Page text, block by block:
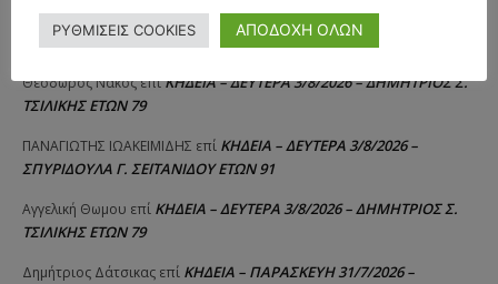
ΧΡΙΣΤΙΝΑ επίΚΗΔΕΙΑ – ΤΡΙΤΗ 4/8/2026 – ΧΡΗΣΤΟΣ Α. ΠΑΛΙΟΥΡΑΣ
Θεόδωρος ΝάκοςεπίΚΗΔΕΙΑ – ΔΕΥΤΕΡΑ 3/8/2026 – ΔΗΜΗΤΡΙΟΣ Σ.
ΤΣΙΛΙΚΗΣ ΕΤΩΝ 79
ΠΑΝΑΓΙΩΤΗΣ IΩΑΚΕΙΜΙΔΗΣ επί ΚΗΔΕΙΑ – ΔΕΥΤΕΡΑ 3/8/2026 –
ΣΠΥΡΙΔΟΥΛΑ Γ. ΣΕΪΤΑΝΙΔΟΥ ΕΤΩΝ 91
Αγγελική Θωμου επί ΚΗΔΕΙΑ – ΔΕΥΤΕΡΑ 3/8/2026 – ΔΗΜΗΤΡΙΟΣ Σ.
ΤΣΙΛΙΚΗΣ ΕΤΩΝ 79
Δημήτριος Δάτσικας επί ΚΗΔΕΙΑ – ΠΑΡΑΣΚΕΥΗ 31/7/2026 –
ΡΥΘΜΙΣΕΙΣ COOKIES ΑΠΟΔΟΧΗ ΟΛΩΝ